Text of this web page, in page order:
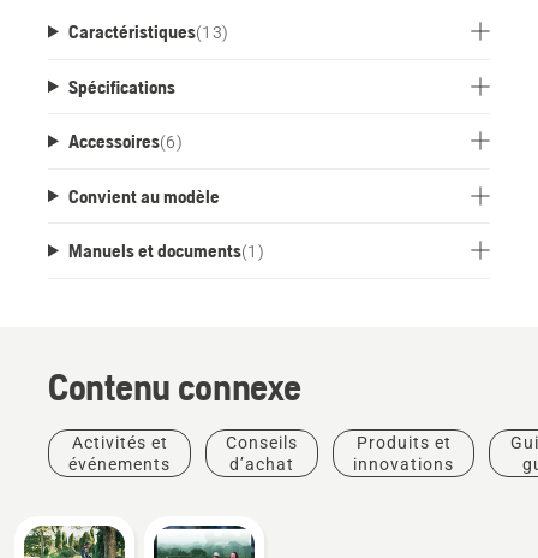
Caractéristiques(13)
Spécifications
Accessoires(6)
Convient au modèle
Manuels et documents(1 )
Contenu connexe
Activités et
événements
Conseils
d’achat
Produits et
innovations